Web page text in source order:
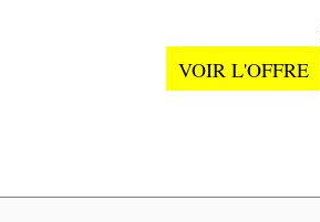
VOIR L'OFFRE